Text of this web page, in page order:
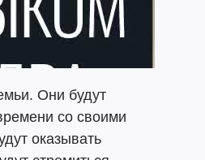
Они будут
со своими
оказывать